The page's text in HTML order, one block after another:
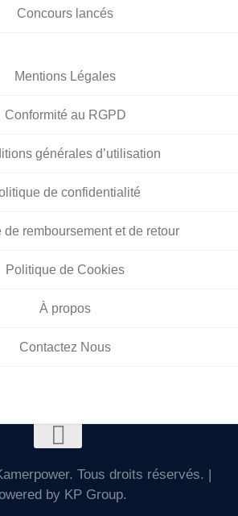
Concours lancés
Mentions Légales
Conformité au RGPD
générales d’utilisation
de confidentialité
de remboursement et de retour
Politique de Cookies
À propos
Contactez Nous
Tous droits réservés. |
by KP Group.